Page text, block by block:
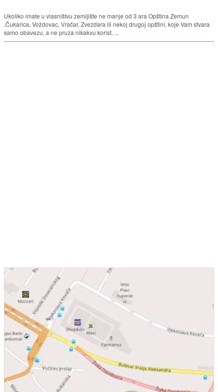
Ukoliko imate u vlasništvu zemljište ne manje od 3 ara Opština Zemun
.Čukarica, Voždovac, Vračar, Zvezdara ili nekoj drugoj opštini, koje Vam stvara
samo obavezu, a ne pruza nikakvu korist, ...